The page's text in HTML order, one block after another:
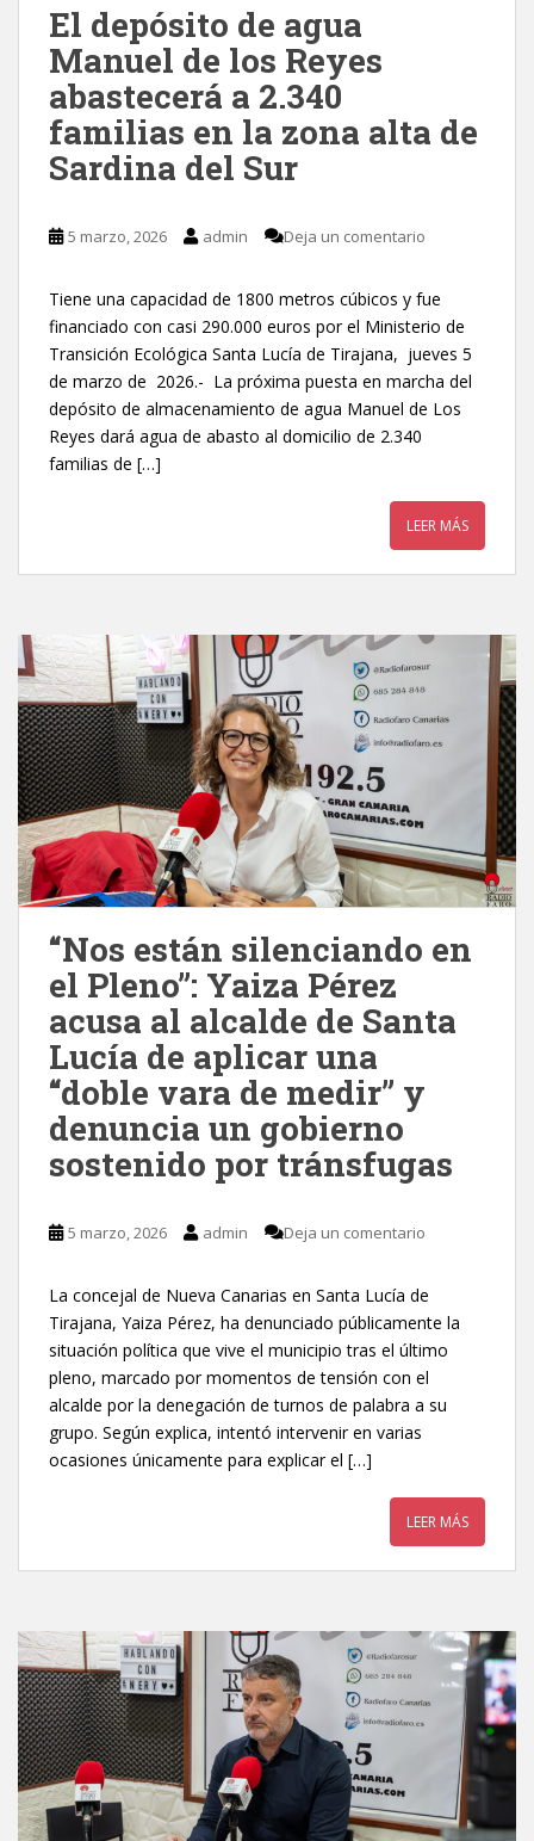
El depósito de agua
Manuel de los Reyes
abastecerá a 2.340
familias en la zona alta de
Sardina del Sur
5 marzo, 2026 admin Deja un comentario
Tiene una capacidad de 1800 metros cúbicos y fue
financiado con casi 290.000 euros por el Ministerio de
Transición Ecológica Santa Lucía de Tirajana, jueves 5
de marzo de 2026.- La próxima puesta en marcha del
depósito de almacenamiento de agua Manuel de Los
Reyes dará agua de abasto al domicilio de 2.340
familias de […]
LEER MÁS
“Nos están silenciando en
el Pleno”: Yaiza Pérez
acusa al alcalde de Santa
Lucía de aplicar una
“doble vara de medir” y
denuncia un gobierno
sostenido por tránsfugas
5 marzo, 2026 admin Deja un comentario
La concejal de Nueva Canarias en Santa Lucía de
Tirajana, Yaiza Pérez, ha denunciado públicamente la
situación política que vive el municipio tras el último
pleno, marcado por momentos de tensión con el
alcalde por la denegación de turnos de palabra a su
grupo. Según explica, intentó intervenir en varias
ocasiones únicamente para explicar el […]
LEER MÁS